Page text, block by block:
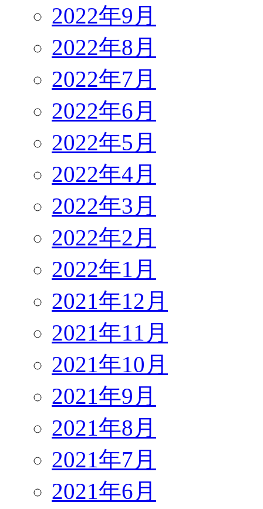
2022年9月
2022年8月
2022年7月
2022年6月
2022年5月
2022年4月
2022年3月
2022年2月
2022年1月
2021年12月
2021年11月
2021年10月
2021年9月
2021年8月
2021年7月
2021年6月